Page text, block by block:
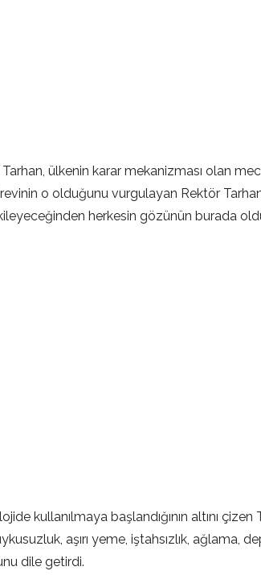
ülkenin karar mekanizması olan
o olduğunu vurgulayan Rektör
herkesin gözünün burada
kullanılmaya başlandığının altını
aşırı yeme, iştahsızlık,
dile getirdi.